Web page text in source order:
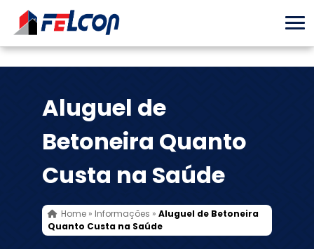
Aluguel de
Betoneira Quanto
Custa na Saúde
Home» Informações » Aluguel de Betoneira
Quanto Custa na Saúde